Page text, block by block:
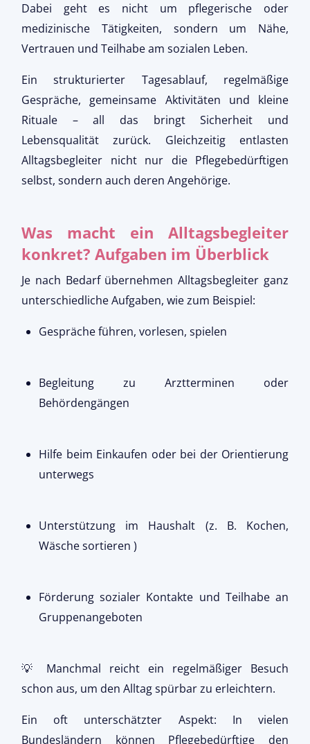
Dabei geht es nicht um pflegerische oder
medizinische Tätigkeiten, sondern um Nähe,
Vertrauen und Teilhabe am sozialen Leben.
Ein strukturierter Tagesablauf, regelmäßige
Gespräche, gemeinsame Aktivitäten und kleine
Rituale – all das bringt Sicherheit und
Lebensqualität zurück. Gleichzeitig entlasten
Alltagsbegleiter nicht nur die Pflegebedürftigen
selbst, sondern auch deren Angehörige.
Was macht ein Alltagsbegleiter
konkret? Aufgaben im Überblick
Je nach Bedarf übernehmen Alltagsbegleiter ganz
unterschiedliche Aufgaben, wie zum Beispiel:
Gespräche führen, vorlesen, spielen
Begleitung zu Arztterminen oder
Behördengängen
Hilfe beim Einkaufen oder bei der Orientierung
unterwegs
Unterstützung im Haushalt (z. B. Kochen,
Wäsche sortieren )
Förderung sozialer Kontakte und Teilhabe an
Gruppenangeboten
💡 Manchmal reicht ein regelmäßiger Besuch
schon aus, um den Alltag spürbar zu erleichtern.
Ein oft unterschätzter Aspekt: In vielen
Bundesländern können Pflegebedürftige den